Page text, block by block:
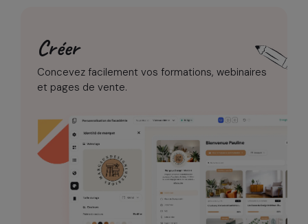
Créer
Concevez facilement vos formations, webinaires
et pages de vente.